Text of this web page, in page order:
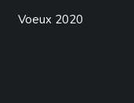
Voeux 2020